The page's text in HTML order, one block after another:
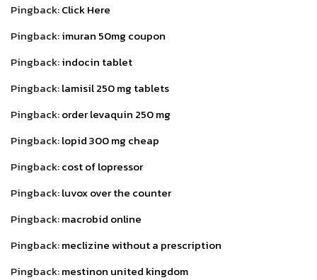
Pingback:Click Here
Pingback:imuran 50mg coupon
Pingback:indocin tablet
Pingback:lamisil 250 mg tablets
Pingback:order levaquin 250 mg
Pingback:lopid 300 mg cheap
Pingback:cost of lopressor
Pingback:luvox over the counter
Pingback:macrobid online
Pingback:meclizine without a prescription
Pingback:mestinon united kingdom